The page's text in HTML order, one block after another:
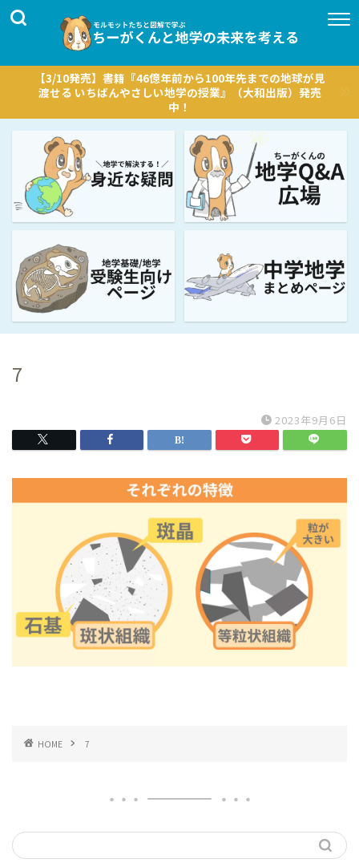
【3/10発売】書籍『46億年前から100年先までの地球が見
渡せる いちばんやさしい地学の授業』（大和出版）発売
中！
7
2023年9月6日
HOME 7